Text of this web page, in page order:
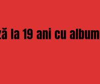
la 19 ani cu